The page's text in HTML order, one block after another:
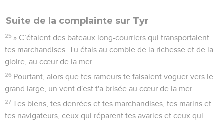
Suite de la complainte sur Tyr
25 » C’étaient des bateaux long-courriers qui transportaient
tes marchandises. Tu étais au comble de la richesse et de la
gloire, au cœur de la mer.
26 Pourtant, alors que tes rameurs te faisaient voguer vers le
grand large, un vent d'est t'a brisée au cœur de la mer.
27 Tes biens, tes denrées et tes marchandises, tes marins et
tes navigateurs, ceux qui réparent tes avaries et ceux qui